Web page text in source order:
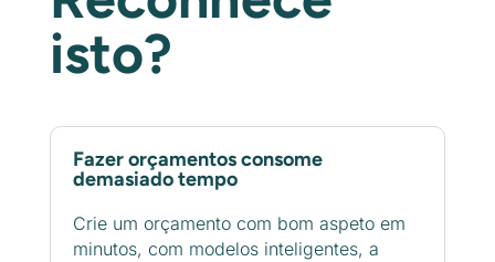
isto?
Fazer orçamentos consome
demasiado tempo
Crie um orçamento com bom aspeto em
minutos, com modelos inteligentes, a